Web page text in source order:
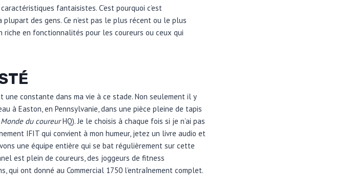
fantaisistes. C’est pourquoi c’est
des gens. Ce n’est pas le plus récent ou le plus
en fonctionnalités pour les coureurs ou ceux qui
une constante dans ma vie à ce stade. Non seulement il y
à Easton, en Pennsylvanie, dans une pièce pleine de tapis
Monde du coureurHQ). Je le choisis à chaque fois si je n’ai pas
IFIT qui convient à mon humeur, jetez un livre audio et
une équipe entière qui se bat régulièrement sur cette
est plein de coureurs, des joggeurs de fitness
qui ont donné au Commercial 1750 l’entraînement complet.